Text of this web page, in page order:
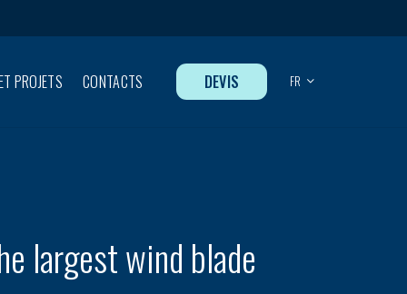
PROJETS CONTACTS DEVIS FR
largest wind blade